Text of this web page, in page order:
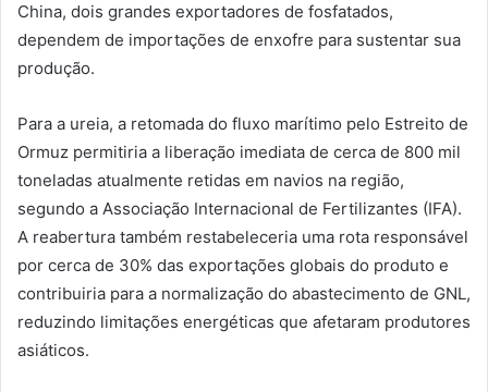
China, dois grandes exportadores de fosfatados,
dependem de importações de enxofre para sustentar sua
produção.
Para a ureia, a retomada do fluxo marítimo pelo Estreito de
Ormuz permitiria a liberação imediata de cerca de 800 mil
toneladas atualmente retidas em navios na região,
segundo a Associação Internacional de Fertilizantes (IFA).
A reabertura também restabeleceria uma rota responsável
por cerca de 30% das exportações globais do produto e
contribuiria para a normalização do abastecimento de GNL,
reduzindo limitações energéticas que afetaram produtores
asiáticos.